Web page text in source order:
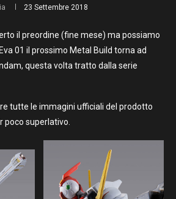
23 Settembre 2018
il preordine (fine mese) ma possiamo
01 il prossimo Metal Build torna ad
questa volta tratto dalla serie
tutte le immagini ufficiali del prodotto
poco superlativo.